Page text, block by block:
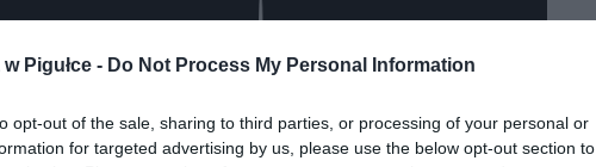
Pigułce - Do Not Process My Personal Information
opt-out of the sale, sharing to third parties, or processing of your personal or
for targeted advertising by us, please use the below opt-out section to